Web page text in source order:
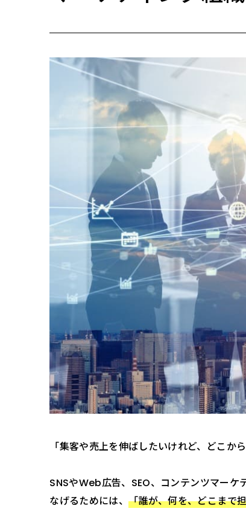
「集客や売上を伸ばしたいけれど、どこか
SNSやWeb広告、SEO、コンテンツマーケ
なげるためには、「誰が、何を、どこまで